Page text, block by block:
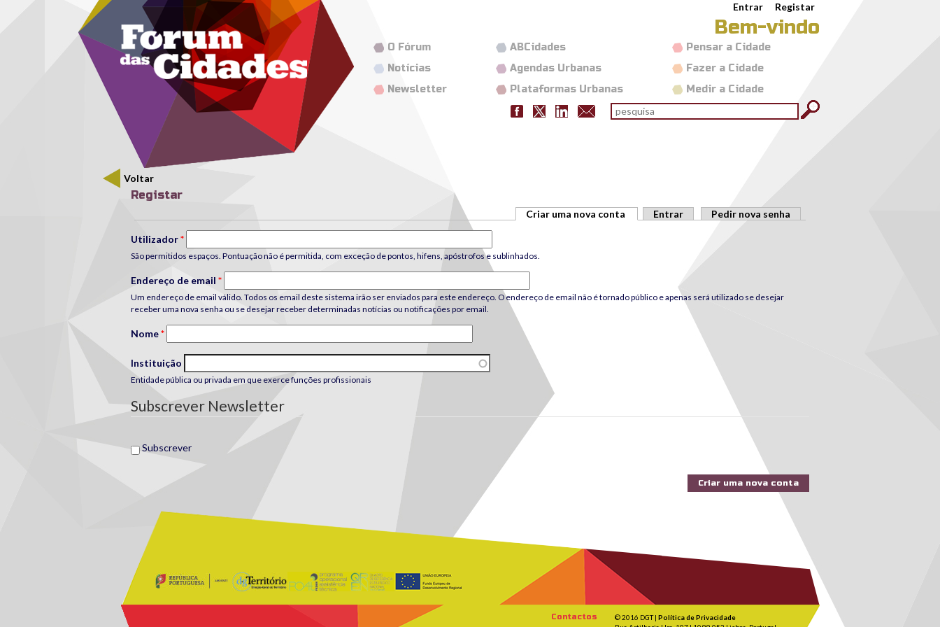
Passar para o conteúdo principalMenu secundário Entrar Registar
Bem-vindo
Pensar a Cidade
Fazer a Cidade
Medir a Cidade
ABCidades
Agendas Urbanas
Plataformas Urbanas
O Fórum
Notícias
Newsletter
Formulário de pesquisa
pesquisar
Voltar
Registar
Criar uma nova conta (separador ativo)
Entrar Pedir nova senha
Utilizador*
São permitidos espaços. Pontuação não é permitida, com exceção de pontos, hifens, apóstrofos e sublinhados.
Endereço de email *
Um endereço de email válido. Todos os email deste sistema irão ser enviados para este endereço. O endereço de email não é tornado público e apenas será utilizado se desejar
receber uma nova senha ou se desejar receber determinadas notícias ou notificações por email.
Nome*
Instituição
Entidade pública ou privada em que exerce funções profissionais
Subscrever Newsletter
Subscrever
Contactos © 2016 DGT |Política de Privacidade